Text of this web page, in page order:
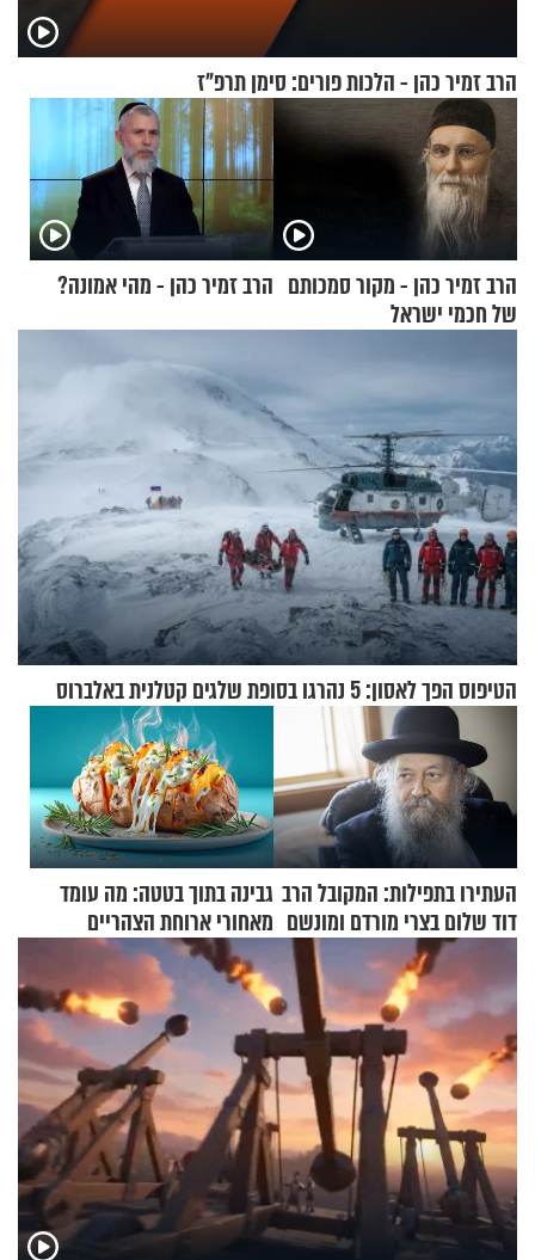
הרב זמיר כהן - הלכות פורים: סימן תרפ"ז
הרב זמיר כהן - מקור סמכותם
של חכמי ישראל
הרב זמיר כהן - מהי אמונה?
הטיפוס הפך לאסון: 5 נהרגו בסופת שלגים קטלנית באלברוס
העתירו בתפילות: המקובל הרב
דוד שלום בצרי מורדם ומונשם
גבינה בתוך בטטה: מה עומד
מאחורי ארוחת הצהריים
שכבשה את הרשת?